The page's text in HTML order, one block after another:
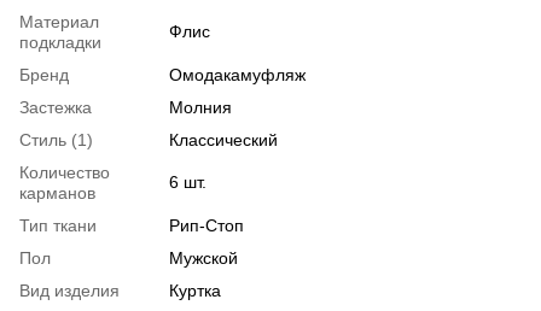
Материал
подкладки
Флис
Бренд
Омодакамуфляж
Застежка
Молния
Стиль (1)
Классический
Количество
карманов
6 шт.
Тип ткани
Рип-Стоп
Пол
Мужской
Вид изделия
Куртка